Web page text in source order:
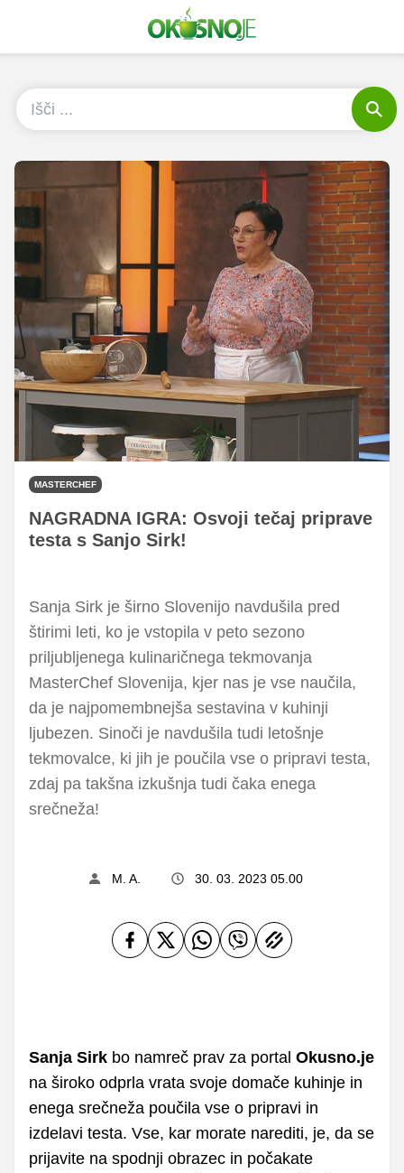
MASTERCHEF
NAGRADNA IGRA: Osvoji tečaj priprave
testa s Sanjo Sirk!
Sanja Sirk je širno Slovenijo navdušila pred
štirimi leti, ko je vstopila v peto sezono
priljubljenega kulinaričnega tekmovanja
MasterChef Slovenija, kjer nas je vse naučila,
da je najpomembnejša sestavina v kuhinji
ljubezen. Sinoči je navdušila tudi letošnje
tekmovalce, ki jih je poučila vse o pripravi testa,
zdaj pa takšna izkušnja tudi čaka enega
srečneža!
M. A. 30. 03. 2023 05.00
Sanja Sirk bo namreč prav za portal Okusno.je
na široko odprla vrata svoje domače kuhinje in
enega srečneža poučila vse o pripravi in
izdelavi testa. Vse, kar morate narediti, je, da se
prijavite na spodnji obrazec in počakate